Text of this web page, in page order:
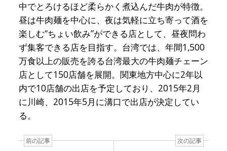
中でとろけるほど柔らかく煮込んだ牛肉が特徴。
昼は牛肉麺を中心に、夜は気軽に立ち寄って酒を
楽しむ“ちょい飲み”ができる店として、昼夜問わ
ず集客できる店を目指す。台湾では、年間1,500
万食以上の販売を誇る台湾最大の牛肉麺チェーン
店として150店舗を展開。関東地方中心に2年以
内で10店舗の出店を予定しており、2015年2月
に川崎、2015年5月に溝口で出店が決定してい
る。
前の記事 次の記事